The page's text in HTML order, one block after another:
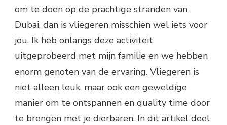
om te doen op de prachtige stranden van
Dubai, dan is vliegeren misschien wel iets voor
jou. Ik heb onlangs deze activiteit
uitgeprobeerd met mijn familie en we hebben
enorm genoten van de ervaring. Vliegeren is
niet alleen leuk, maar ook een geweldige
manier om te ontspannen en quality time door
te brengen met je dierbaren. In dit artikel deel